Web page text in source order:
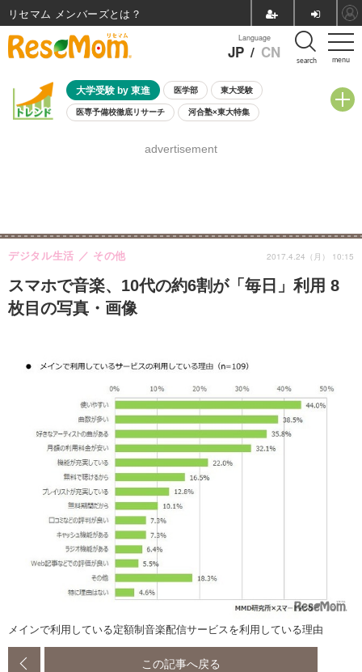
menu
Language
JP / CN search
大学受験 by 東進 医学部 東大受験
医専予備校徹底リサーチ 河合塾×東大特集
8月開催学校説明会・相談会
advertisement
スマホで音楽、10代の約6割が「毎日」利用 8
枚目の写真・画像
デジタル生活 その他 2017.4.24（月） 10:15
メインで利用している定額制音楽配信サービスを利用している理由
この記事へ戻る
リセマム メンバーズ